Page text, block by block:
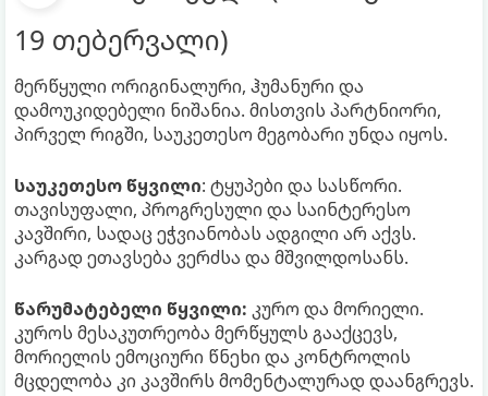
19 თებერვალი)
მერწყული ორიგინალური, ჰუმანური და
დამოუკიდებელი ნიშანია. მისთვის პარტნიორი,
პირველ რიგში, საუკეთესო მეგობარი უნდა იყოს.
საუკეთესო წყვილი: ტყუპები და სასწორი.
თავისუფალი, პროგრესული და საინტერესო
კავშირი, სადაც ეჭვიანობას ადგილი არ აქვს.
კარგად ეთავსება ვერძსა და მშვილდოსანს.
წარუმატებელი წყვილი: კურო და მორიელი.
კუროს მესაკუთრეობა მერწყულს გააქცევს,
მორიელის ემოციური წნეხი და კონტროლის
მცდელობა კი კავშირს მომენტალურად დაანგრევს.